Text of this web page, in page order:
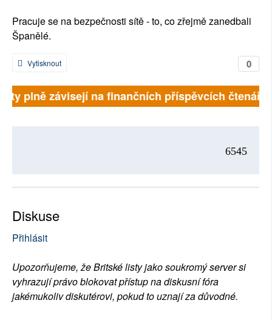
Pracuje se na bezpečnosti sítě - to, co zřejmě zanedbali
Španělé.
0
Vytisknout
listy plně závisejí na finančních příspěvcích
6545
Diskuse
Přihlásit
Upozorňujeme, že Britské listy jako soukromý server si
vyhrazují právo blokovat přístup na diskusní fóra
jakémukoliv diskutérovi, pokud to uznají za důvodné.